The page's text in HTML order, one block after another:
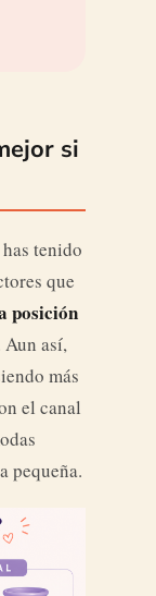
si
tenido
que
posición
Aun así,
más
el canal
pequeña.